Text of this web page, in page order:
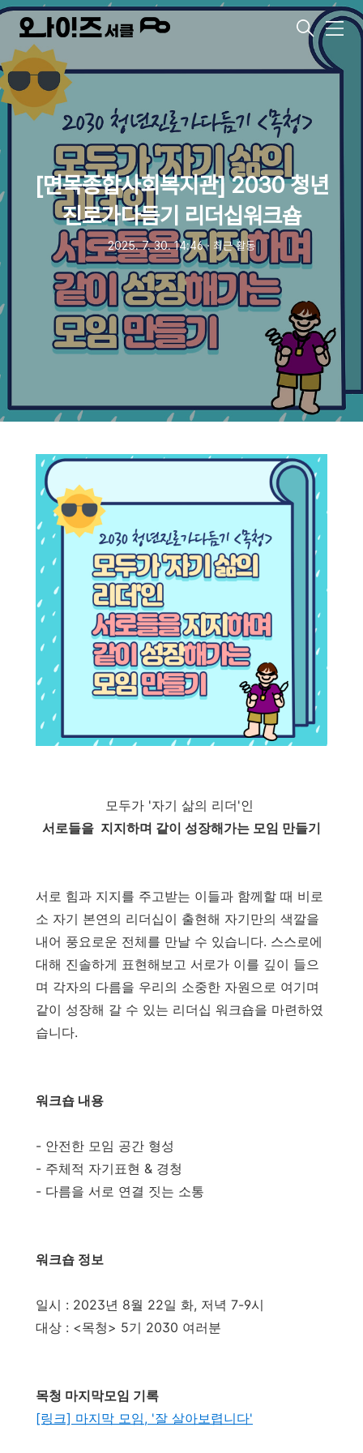
메
[면목종합사회복지관] 2030 청년
진로가다듬기 리더십워크숍
2025. 7. 30. 14:46ㆍ 최근 활동
모두가 '자기 삶의 리더'인
서로들을 지지하며 같이 성장해가는 모임 만들기
서로 힘과 지지를 주고받는 이들과 함께할 때 비로
소 자기 본연의 리더십이 출현해 자기만의 색깔을
내어 풍요로운 전체를 만날 수 있습니다. 스스로에
대해 진솔하게 표현해보고 서로가 이를 깊이 들으
며 각자의 다름을 우리의 소중한 자원으로 여기며
같이 성장해 갈 수 있는 리더십 워크숍을 마련하였
습니다.
워크숍 내용
- 안전한 모임 공간 형성
- 주체적 자기표현 & 경청
- 다름을 서로 연결 짓는 소통
워크숍 정보
일시 : 2023년 8월 22일 화, 저녁 7-9시
대상 : <목청> 5기 2030 여러분
목청 마지막모임 기록
[링크] 마지막 모임, '잘 살아보렵니다'